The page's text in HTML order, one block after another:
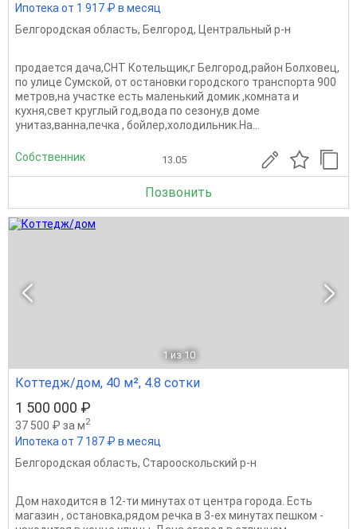
Ипотека от 1 917 ₽ в месяц
Белгородская область, Белгород, Центральный р-н
продается дача,СНТ Котельщик,г Белгород,район Болховец,
по улице Сумской, от остановки городского транспорта 900
метров,на участке есть маленький домик ,комната и
кухня,свет круглый год,вода по сезону,в доме
унитаз,ванна,печка , бойлер,холодильник.На...
Собственник 13.05
Позвонить
1 из 10
Коттедж/дом, 40 м², 4.8 сотки
1 500 000 ₽
37 500 ₽ за м2
Ипотека от 7 187 ₽ в месяц
Белгородская область, Старооскольский р-н
Дом находится в 12-ти минутах от центра города. Есть
магазин , остановка,рядом речка в 3-ех минутах пешком -